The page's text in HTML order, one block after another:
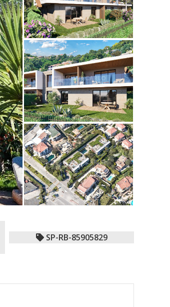
SP-RB-85905829